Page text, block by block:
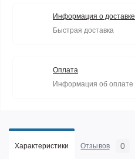
Информация о доставке
Быстрая доставка
Оплата
Информация об оплате
Характеристики Отзывов 0